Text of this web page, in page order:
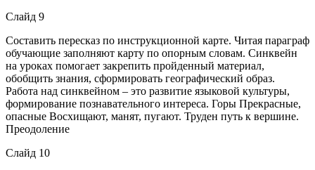
Слайд 9
Составить пересказ по инструкционной карте. Читая параграф
обучающие заполняют карту по опорным словам. Синквейн
на уроках помогает закрепить пройденный материал,
обобщить знания, сформировать географический образ.
Работа над синквейном – это развитие языковой культуры,
формирование познавательного интереса. Горы Прекрасные,
опасные Восхищают, манят, пугают. Труден путь к вершине.
Преодоление
Слайд 10